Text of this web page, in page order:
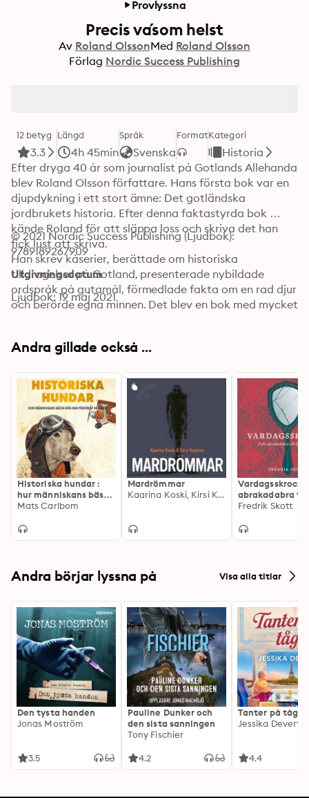
Provlyssna
Precis va´som helst
Av Roland OlssonMed Roland Olsson
Förlag Nordic Success Publishing
12 betyg
3.3
Längd
4h 45min
Språk
Svenska
FormatKategori
Historia
Efter dryga 40 år som journalist på Gotlands Allehanda
blev Roland Olsson författare. Hans första bok var en
djupdykning i ett stort ämne: Det gotländska
jordbrukets historia. Efter denna faktastyrda bok
kände Roland för att släppa loss och skriva det han
fick lust att skriva.
Han skrev kåserier, berättade om historiska
tilldragelser på Gotland, presenterade nybildade
ordspråk på gutamål, förmedlade fakta om en rad djur
och berörde egna minnen. Det blev en bok med mycket
Boken kom ut 2018 på eget förlag. Ljudboken är inläst
gotländskt tonfall så klart) med en del gutamålsord
som extra krydda.
© 2021 Nordic Success Publishing (Ljudbok):
9789189267909
Utgivningsdatum
Ljudbok: 19 maj 2021
Andra gillade också ...
Historiska hundar :
hur människans bästa
vän har påverkat
Mats Carlbom
Mardrömmar
Kaarina Koski, Kirsi Kanerva
Vardagsskrock:
abrakadabra till
önskebrunn, del
Fredrik Skott
Andra börjar lyssna på Visa alla titlar
Den tysta handen
Jonas Moström
3.5
Pauline Dunker och
den sista sanningen
Tony Fischier
4.2
Tanter på tåg
Jessika Devert
4.4